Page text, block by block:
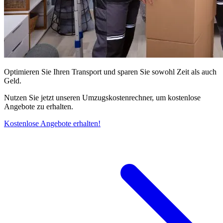
Optimieren Sie Ihren Transport und sparen Sie sowohl Zeit als auch
Geld.
Nutzen Sie jetzt unseren Umzugskostenrechner, um kostenlose
Angebote zu erhalten.
Kostenlose Angebote erhalten!